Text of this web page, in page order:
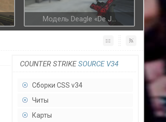
Модель Deagle «De J...
COUNTER STRIKESOURCE V34
Сборки CSS v34
Читы
Карты